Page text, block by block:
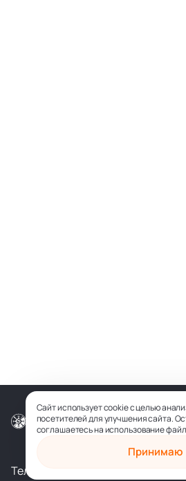
© ООО «СОФИЯ-МЕДИА»,
Телеграм Вконтакте
Сайт использует cookie с целью
посетителей для улучшения сайта.
соглашаетесь на использование
Принимаю